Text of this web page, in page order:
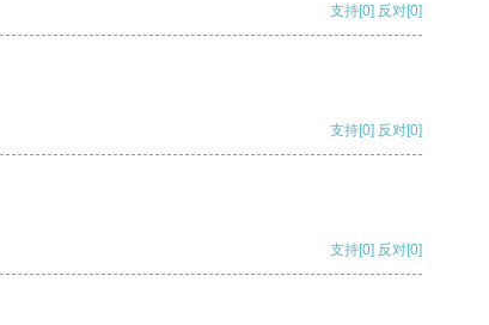
支持[0] 反对[0]
支持[0] 反对[0]
支持[0] 反对[0]